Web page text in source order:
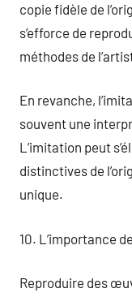
copie fidèle de
s’efforce de
méthodes de
En revanche,
souvent une
L’imitation peut
distinctives de
unique.
10. L’importance
Reproduire des